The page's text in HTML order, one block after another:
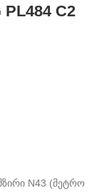
PL484 C2
N43 (მეტრო